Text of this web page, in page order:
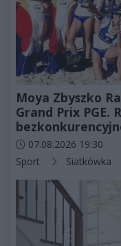
Moya Zbyszko
Grand Prix PGE.
Data dodania artykułu:
07.08.2026 19:30
Kategorie artykułu:
Sport Siatkówka